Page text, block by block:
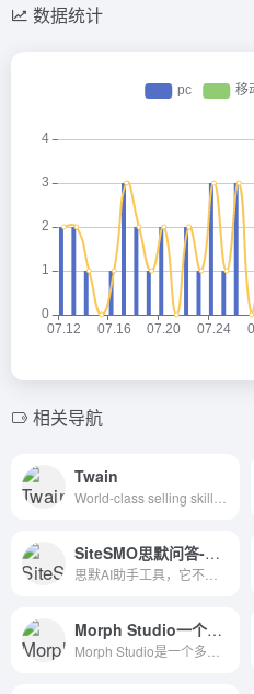
数据统计
相关导航
Twain
SiteSMO思默问答-AI写作生成器
Morph Studio一个提供个性化头像生成服务的在线平台